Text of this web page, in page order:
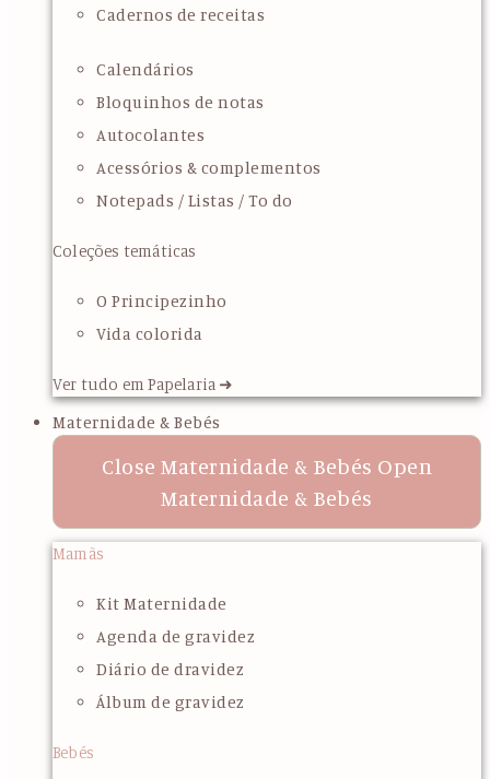
Cadernos de receitas
Calendários
Bloquinhos de notas
Autocolantes
Acessórios & complementos
Notepads / Listas / To do
Coleções temáticas
O Principezinho
Vida colorida
Ver tudo em Papelaria ➜
Maternidade & Bebés
Close Maternidade & Bebés Open
Maternidade & Bebés
Mamãs
Kit Maternidade
Agenda de gravidez
Diário de dravidez
Álbum de gravidez
Bebés